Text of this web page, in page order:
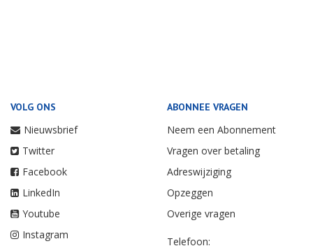
VOLG ONS
Nieuwsbrief
Twitter
Facebook
LinkedIn
Youtube
Instagram
ABONNEE VRAGEN
Neem een Abonnement
Vragen over betaling
Adreswijziging
Opzeggen
Overige vragen
Telefoon: